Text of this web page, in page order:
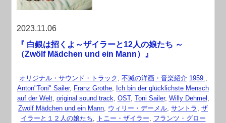
2023.11.06
『 白銀は招くよ～ザイラーと12人の娘たち ～
（Zwölf Mädchen und ein Mann）』
オリジナル・サウンド・トラック , 不滅の洋画・音楽紹介 1959.,
Anton"Toni" Sailer, Franz Grothe, Ich bin der glücklichste Mensch
auf der Welt, original sound track, OST, Toni Sailer, Willy Dehmel ,
Zwölf Mädchen und ein Mann, ウィリー・デーメル, サントラ , ザ
イラーと１２人の娘たち, トニー・ザイラー, フランツ・グロー